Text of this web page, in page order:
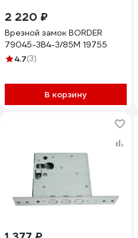
2 220 ₽
Врезной замок BORDER
79045-3В4-3/85М 19755
4.7(3)
В корзину